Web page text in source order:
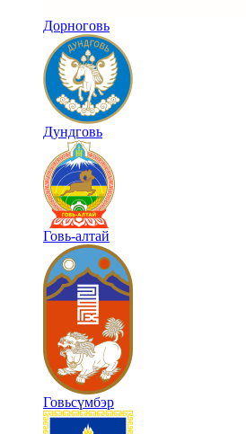
Дорноговь
Дундговь
Говь-алтай
Говьсүмбэр